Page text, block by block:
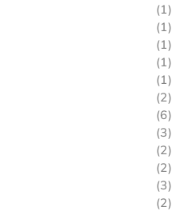
(1)
(1)
(1)
(1)
(1)
(2)
(6)
(3)
(2)
(2)
(3)
(2)